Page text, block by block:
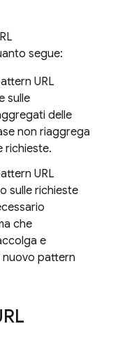
segue:
URL
sulle
delle
non riaggrega
richieste.
URL
sulle richieste
che
e
nuovo pattern